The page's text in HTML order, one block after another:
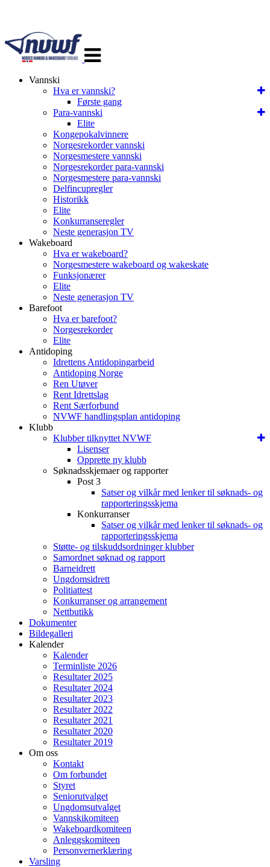
navigasjon
Vannski
Hva er vannski?
Første gang
Para-vannski
Elite
Kongepokalvinnere
Norgesrekorder vannski
Norgesmestere vannski
Norgesrekorder para-vannski
Norgesmestere para-vannski
Delfincupregler
Historikk
Elite
Konkurranseregler
Neste generasjon TV
Wakeboard
Hva er wakeboard?
Norgesmestere wakeboard og wakeskate
Funksjonærer
Elite
Neste generasjon TV
Barefoot
Hva er barefoot?
Norgesrekorder
Elite
Antidoping
Idrettens Antidopingarbeid
Antidoping Norge
Ren Utøver
Rent Idrettslag
Rent Særforbund
NVWF handlingsplan antidoping
Klubb
Klubber tilknyttet NVWF
Lisenser
Opprette ny klubb
Søknadsskjemaer og rapporter
Post 3
Satser og vilkår med lenker til søknads- og
rapporteringsskjema
Konkurranser
Satser og vilkår med lenker til søknads- og
rapporteringsskjema
Støtte- og tilskuddsordninger klubber
Samordnet søknad og rapport
Barneidrett
Ungdomsidrett
Politiattest
Konkurranser og arrangement
Nettbutikk
Dokumenter
Bildegalleri
Kalender
Kalender
Terminliste 2026
Resultater 2025
Resultater 2024
Resultater 2023
Resultater 2022
Resultater 2021
Resultater 2020
Resultater 2019
Om oss
Kontakt
Om forbundet
Styret
Seniorutvalget
Ungdomsutvalget
Vannskikomiteen
Wakeboardkomiteen
Anleggskomiteen
Personvernerklæring
Varsling